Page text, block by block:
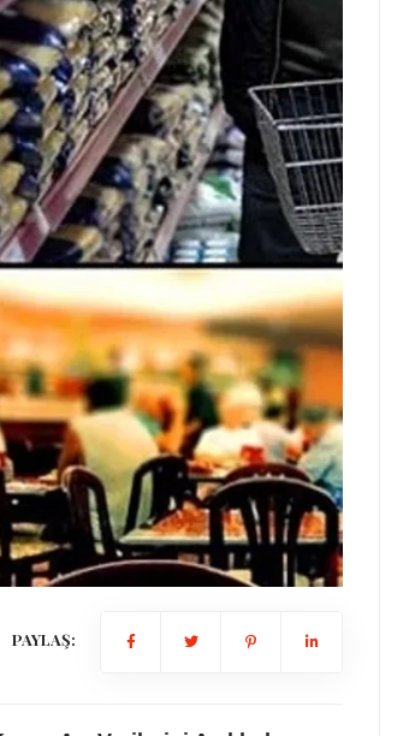
PAYLAŞ:
Ekonomi
Martta Zirve Mevduat Faizi Yıllıkta
Seviyesine Ulaştı.